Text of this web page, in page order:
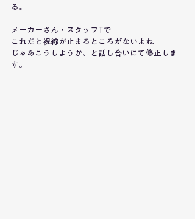
る。
メーカーさん・スタッフTで
これだと視線が止まるところがないよね
じゃあこうしようか、と話し合いにて修正しま
す。